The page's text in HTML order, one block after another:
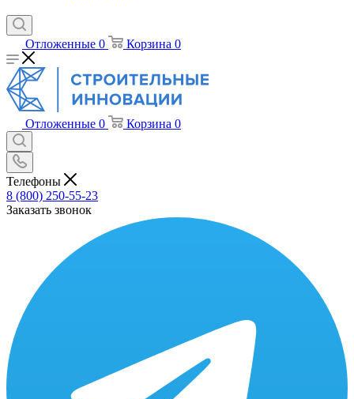
Отложенные 0 Корзина 0
Отложенные 0 Корзина 0
Телефоны
8 (800) 250-55-23
Заказать звонок